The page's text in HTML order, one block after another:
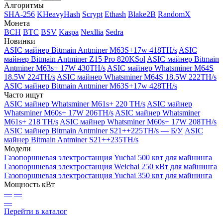
Алгоритмы
SHA-256 KHeavyHash Scrypt Ethash Blake2B RandomX
Монета
BCH BTC BSV Kaspa Nexllia Sedra
Новинки
ASIC майнер Bitmain Antminer M63S+17w 418TH/s ASIC
майнер Bitmain Antminer Z15 Pro 820KSol ASIC майнер Bitmain
Antminer M63s+ 17W 430TH/s ASIC майнер Whatsminer M64S
18.5W 224TH/s ASIC майнер Whatsminer M64S 18.5W 222TH/s
ASIC майнер Bitmain Antminer M63S+17w 428TH/s
Часто ищут
ASIC майнер Whatsminer M61s+ 220 TH/s ASIC майнер
Whatsminer M60s+ 17W 206TH/s ASIC майнер Whatsminer
M61s+ 218 TH/s ASIC майнер Whatsminer M60s+ 17W 208TH/s
ASIC майнер Bitmain Antminer S21++225TH/s — Б/У ASIC
майнер Bitmain Antminer S21++235TH/s
Модели
Газопоршневая электростанция Yuchai 500 квт для майнинга
Газопоршневая электростанция Weichai 250 кВт для майнинга
Газопоршневая электростанция Yuchai 350 квт для майнинга
Мощность кВт
— —
—
Перейти в каталог